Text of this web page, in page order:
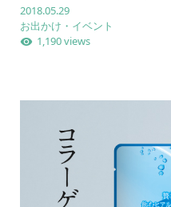
2018.05.29
お出かけ・イベント
1,190 views